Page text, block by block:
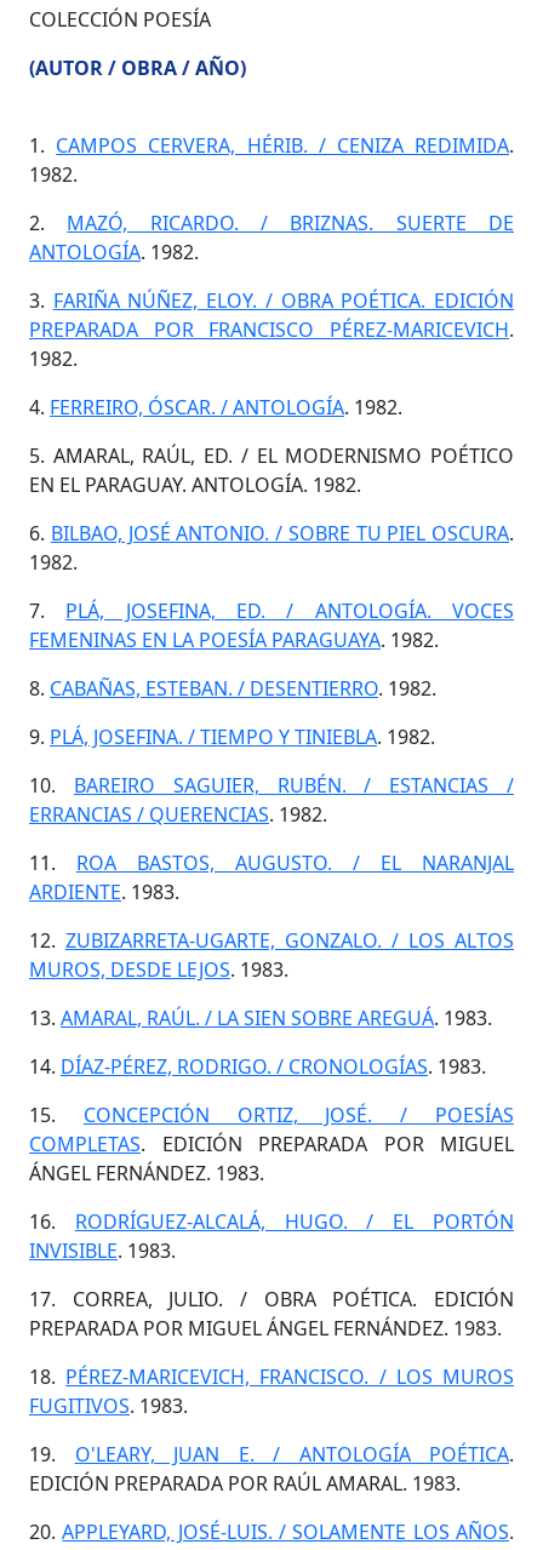
COLECCIÓN POESÍA
(AUTOR / OBRA / AÑO)
1. CAMPOS CERVERA, HÉRIB. / CENIZA REDIMIDA.
1982.
2. MAZÓ, RICARDO. / BRIZNAS. SUERTE DE
ANTOLOGÍA. 1982.
3. FARIÑA NÚÑEZ, ELOY. / OBRA POÉTICA. EDICIÓN
PREPARADA POR FRANCISCO PÉREZ-MARICEVICH.
1982.
4. FERREIRO, ÓSCAR. / ANTOLOGÍA. 1982.
5. AMARAL, RAÚL, ED. / EL MODERNISMO POÉTICO
EN EL PARAGUAY. ANTOLOGÍA. 1982.
6. BILBAO, JOSÉ ANTONIO. / SOBRE TU PIEL OSCURA.
1982.
7. PLÁ, JOSEFINA, ED. / ANTOLOGÍA. VOCES
FEMENINAS EN LA POESÍA PARAGUAYA. 1982.
8. CABAÑAS, ESTEBAN. / DESENTIERRO. 1982.
9. PLÁ, JOSEFINA. / TIEMPO Y TINIEBLA. 1982.
10. BAREIRO SAGUIER, RUBÉN. / ESTANCIAS /
ERRANCIAS / QUERENCIAS. 1982.
11. ROA BASTOS, AUGUSTO. / EL NARANJAL
ARDIENTE. 1983.
12. ZUBIZARRETA-UGARTE, GONZALO. / LOS ALTOS
MUROS, DESDE LEJOS. 1983.
13. AMARAL, RAÚL. / LA SIEN SOBRE AREGUÁ. 1983.
14. DÍAZ-PÉREZ, RODRIGO. / CRONOLOGÍAS. 1983.
15. CONCEPCIÓN ORTIZ, JOSÉ. / POESÍAS
COMPLETAS. EDICIÓN PREPARADA POR MIGUEL
ÁNGEL FERNÁNDEZ. 1983.
16. RODRÍGUEZ-ALCALÁ, HUGO. / EL PORTÓN
INVISIBLE. 1983.
17. CORREA, JULIO. / OBRA POÉTICA. EDICIÓN
PREPARADA POR MIGUEL ÁNGEL FERNÁNDEZ. 1983.
18. PÉREZ-MARICEVICH, FRANCISCO. / LOS MUROS
FUGITIVOS. 1983.
19. O'LEARY, JUAN E. / ANTOLOGÍA POÉTICA.
EDICIÓN PREPARADA POR RAÚL AMARAL. 1983.
20.APPLEYARD, JOSÉ-LUIS. / SOLAMENTE LOS AÑOS.